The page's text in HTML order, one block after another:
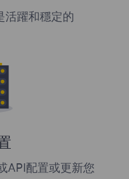
活躍和穩定的
API配置或更新您